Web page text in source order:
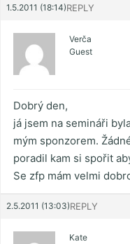
1.5.2011 (18:14)REPLY
Verča
Guest
Dobrý den,
já jsem na semináři
mým sponzorem.
poradil kam si spořit
Se zfp mám velmi
2.5.2011 (13:03)REPLY
Kate